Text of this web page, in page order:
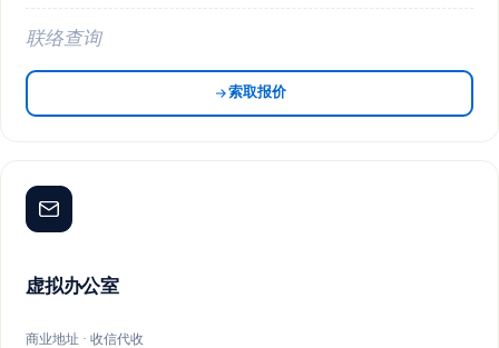
联络查询
索取报价
虚拟办公室
商业地址 · 收信代收